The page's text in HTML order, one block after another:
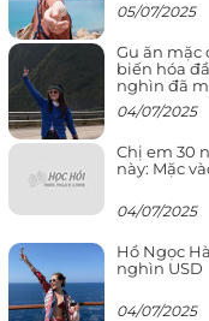
05/07/2025
Gu ăn mặc
biến hóa
nghìn đã
04/07/2025
Chị em 30
này: Mặc
04/07/2025
Hồ Ngọc
nghìn USD
04/07/2025